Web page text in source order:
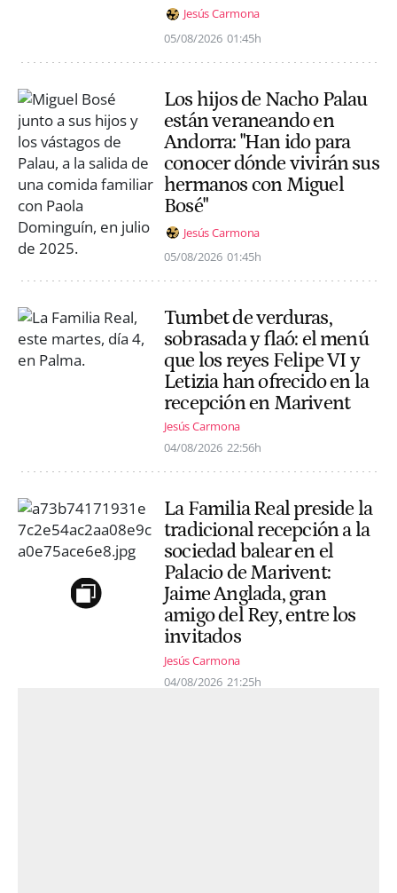
Jesús Carmona
05/08/2026 01:45h
Los hijos de Nacho Palau
están veraneando en
Andorra: "Han ido para
conocer dónde vivirán sus
hermanos con Miguel
Bosé"
Jesús Carmona
05/08/2026 01:45h
Tumbet de verduras,
sobrasada y flaó: el menú
que los reyes Felipe VI y
Letizia han ofrecido en la
recepción en Marivent
Jesús Carmona
04/08/2026 22:56h
La Familia Real preside la
tradicional recepción a la
sociedad balear en el
Palacio de Marivent:
Jaime Anglada, gran
amigo del Rey, entre los
invitados
Jesús Carmona
04/08/2026 21:25h